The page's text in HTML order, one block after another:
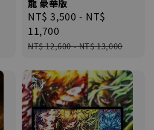
龍 豪華版
Sale
price
NT$ 3,500 - NT$
11,700
Regular
NT$ 12,600-NT$ 13,000